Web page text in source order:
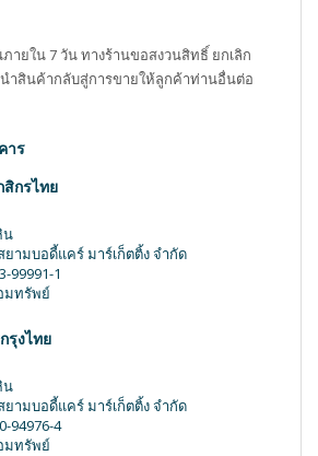
ายใน 7 วัน ทางร้านขอสงวนสิทธิ์ ยกเลิก
นำสินค้ากลับสู่การขายให้ลูกค้าท่านอื่นต่อ
าร
กรไทย
น
ามบอดี้แคร์ มาร์เก็ตติ้ง จำกัด
99991-1
มทรัพย์
รุงไทย
น
ามบอดี้แคร์ มาร์เก็ตติ้ง จำกัด
94976-4
มทรัพย์